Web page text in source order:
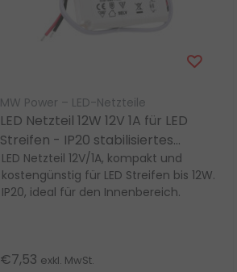
MW Power – LED-Netzteile
LED Netzteil 12W 12V 1A für LED
Streifen - IP20 stabilisiertes
Schaltnetzteil
LED Netzteil 12V/1A, kompakt und
kostengünstig für LED Streifen bis 12W.
IP20, ideal für den Innenbereich.
€7,53 exkl. MwSt.